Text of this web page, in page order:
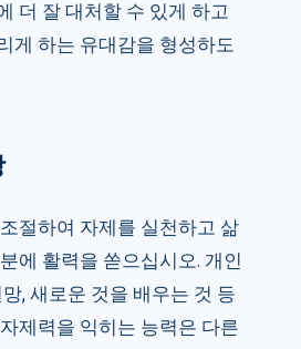
더 잘 대처할 수 있게 하고
게 하는 유대감을 형성하도
절하여 자제를 실천하고 삶
에 활력을 쏟으십시오. 개인
, 새로운 것을 배우는 것 등
제력을 익히는 능력은 다른